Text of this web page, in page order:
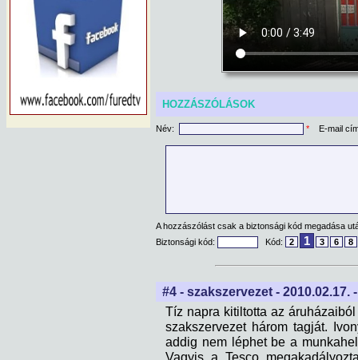
HOZZÁSZÓLÁSOK
Név: * E-mail
A hozzászólást csak a biztonsági kód megadása
Biztonsági kód:
Kód: 2 1 3 6 8
#4 - szakszervezet - 2010.02.17.
Tíz napra kitiltotta az
szakszervezet három tagját.
addig nem léphet be a
Vagyis a Tesco